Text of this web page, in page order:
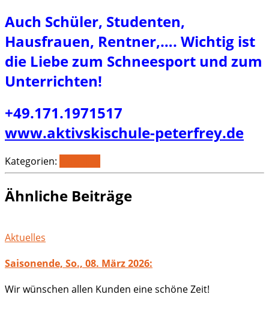
Auch Schüler, Studenten,
Hausfrauen, Rentner,…. Wichtig ist
die Liebe zum Schneesport und zum
Unterrichten!
+49.171.1971517
www.aktivskischule-peterfrey.de
Kategorien:
Ähnliche Beiträge
Aktuelles
Saisonende, So., 08. März 2026:
Wir wünschen allen Kunden eine schöne Zeit!